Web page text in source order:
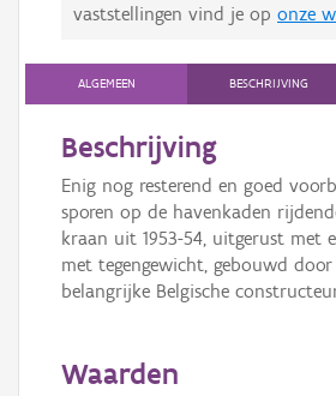
vaststellingen vind je op onze
ALGEMEEN BESCHRIJVING
Beschrijving
Enig nog resterend en goed
sporen op de havenkaden
kraan uit 1953-54, uitgerust met
met tegengewicht, gebouwd
belangrijke Belgische
Waarden